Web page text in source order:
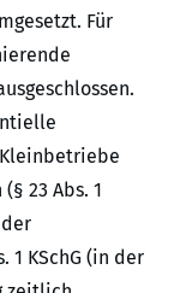
Für
23 Abs. 1
1 KSchG (in der